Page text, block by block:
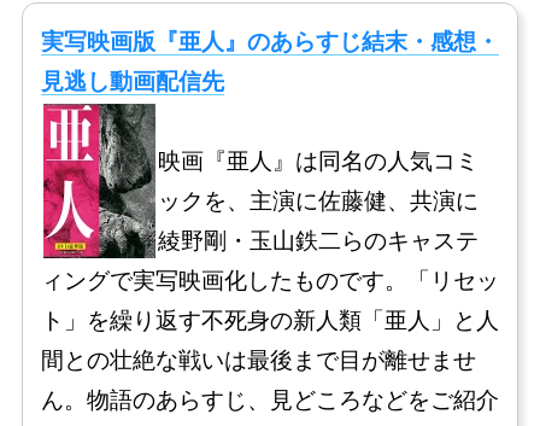
実写映画版『亜人』のあらすじ結末・感想・
見逃し動画配信先
映画『亜人』は同名の人気コミ
ックを、主演に佐藤健、共演に
綾野剛・玉山鉄二らのキャステ
ィングで実写映画化したものです。「リセッ
ト」を繰り返す不死身の新人類「亜人」と人
間との壮絶な戦いは最後まで目が離せませ
ん。物語のあらすじ、見どころなどをご紹介